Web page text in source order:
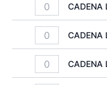
CADENA
CADENA
CADENA